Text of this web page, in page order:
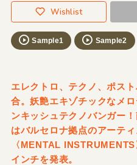
Wishlist
Sample1 Sample2
エレクトロ、テクノ、ポス
合。妖艶エキゾチックなメ
ンキッシュテクノバンガー
はバルセロナ拠点のアーテ
〈MENTAL
インチを発表。